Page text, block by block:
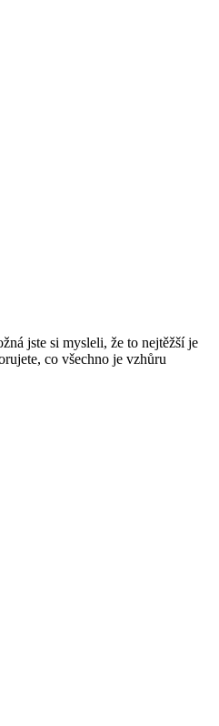
jste si mysleli, že to nejtěžší je
co všechno je vzhůru